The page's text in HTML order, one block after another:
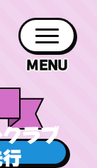
ット
TICKET
日記
BLOG
ァン
ラブ
ン
ラブ